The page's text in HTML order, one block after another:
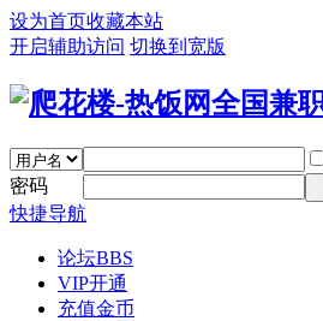
设为首页收藏本站
开启辅助访问 切换到宽版
密码
快捷导航
论坛BBS
VIP开通
充值金币